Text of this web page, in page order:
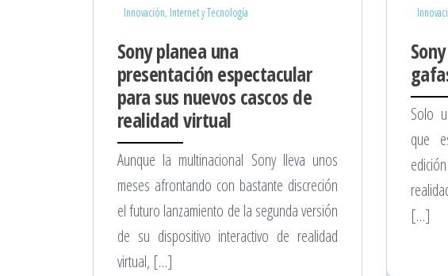
Innovación, Internet y Tecnología
Sony planea una
presentación espectacular
para sus nuevos cascos de
realidad virtual
Aunque la multinacional Sony lleva unos
meses afrontando con bastante discreción
el futuro lanzamiento de la segunda versión
de su dispositivo interactivo de realidad
virtual, […]
Solo
que
[…]